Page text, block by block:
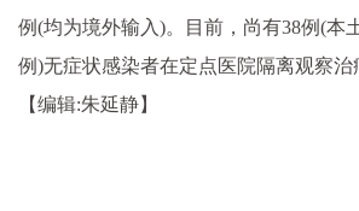
例(均为境外输入)。目前，尚有38例(本
例)无症状感染者在定点医院隔离观察治
【编辑:朱延静】